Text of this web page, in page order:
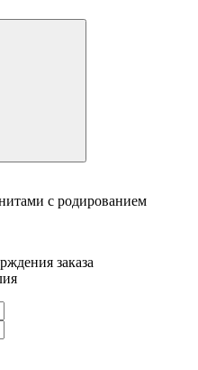
с родированием
заказа